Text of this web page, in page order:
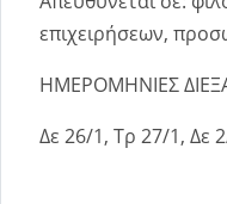
επιχειρήσεων,
ΗΜΕΡΟΜΗΝΙΕΣ
Δε 26/1, Τρ 27/1, Δε